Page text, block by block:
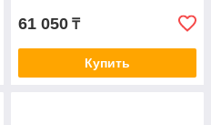
61 050 ₸
Купить